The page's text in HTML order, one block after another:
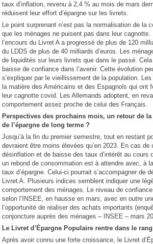
taux d’inflation, revenu à 2,4 % au mois de mars
réduisent leur effort d’épargne sur les livrets.
Le point surprenant n’est pas la normalisation de la
que les ménages ne puisent pas dans leur cagnotte.
l’encours du Livret A a progressé de plus de 120
du LDDS de plus de 40 milliards d’euros. Les
de liquidités sur leurs livrets que dans le passé. Cela
baisse de confiance dans l’avenir. Cette évolution
s’expliquer par le vieillissement de la population.
la matière des Américains et des Espagnols qui ont
leur cagnotte covid. Les Allemands adoptent, en
comportement assez proche de celui des Français.
Perspectives des prochains mois, un retour de
de l’épargne de long terme ?
Jusqu’à la fin du premier semestre, tout en restant
devraient être moins élevées qu’en 2023. En cas de
désinflation et de baisse des taux d’intérêt au cours
un rebond de consommation est à attendre avec, à
taux d’épargne. Celui-ci pourrait s’accompagner de
Livret A. Plusieurs indices semblent indiquer une
comportement des ménages. Le niveau de
selon l’INSEE, en hausse en mars, avec en outre
l’opportunité de réaliser des achats importants
conjoncture auprès des ménages – INSEE – mars
Le Livret d’Épargne Populaire rentre dans le rang
Après avoir connu une forte croissance, le Livret